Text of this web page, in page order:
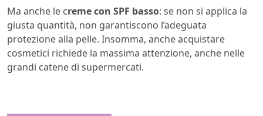
Ma anche le creme con SPF basso: se non si applica la
giusta quantità, non garantiscono l’adeguata
protezione alla pelle. Insomma, anche acquistare
cosmetici richiede la massima attenzione, anche nelle
grandi catene di supermercati.